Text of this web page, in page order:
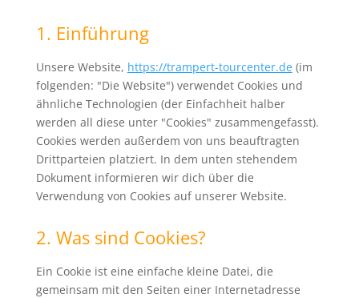
1. Einführung
Unsere Website, https://trampert-tourcenter.de(im
folgenden: "Die Website") verwendet Cookies und
ähnliche Technologien (der Einfachheit halber
werden all diese unter "Cookies" zusammengefasst).
Cookies werden außerdem von uns beauftragten
Drittparteien platziert. In dem unten stehendem
Dokument informieren wir dich über die
Verwendung von Cookies auf unserer Website.
2. Was sind Cookies?
Ein Cookie ist eine einfache kleine Datei, die
gemeinsam mit den Seiten einer Internetadresse